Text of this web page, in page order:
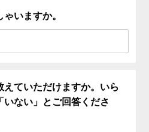
いますか。
えていただけますか。いら
いない」とご回答くださ